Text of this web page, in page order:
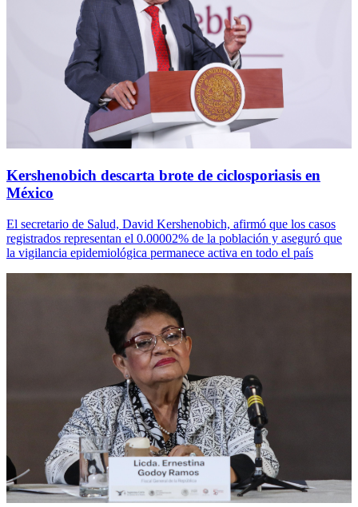
Kershenobich descarta brote de ciclosporiasis en
México
El secretario de Salud, David Kershenobich, afirmó que los casos
registrados representan el 0.00002% de la población y aseguró que
la vigilancia epidemiológica permanece activa en todo el país